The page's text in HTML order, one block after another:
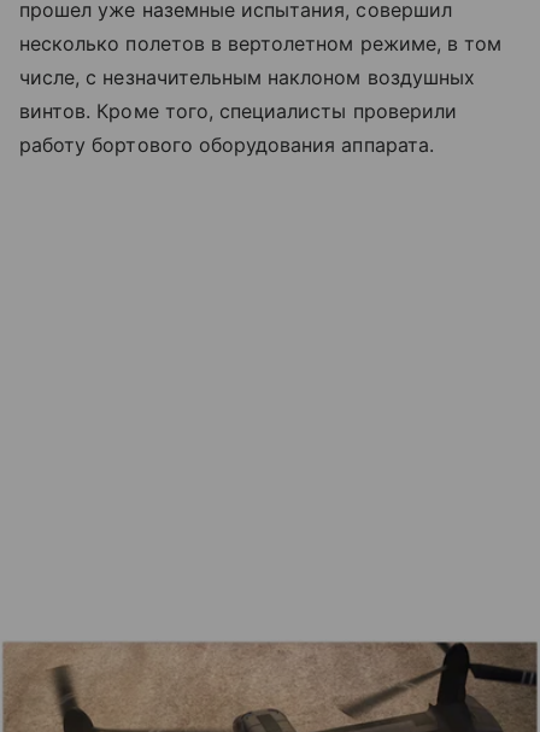
прошел уже наземные испытания, совершил
несколько полетов в вертолетном режиме, в том
числе, с незначительным наклоном воздушных
винтов. Кроме того, специалисты проверили
работу бортового оборудования аппарата.